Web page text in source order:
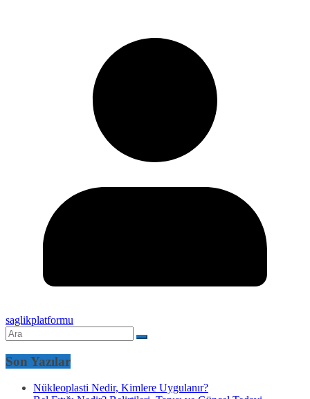
saglikplatformu
Son Yazılar
Nükleoplasti Nedir, Kimlere Uygulanır?